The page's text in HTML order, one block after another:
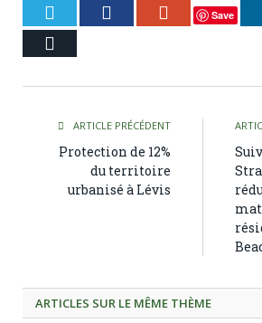
Twitter Facebook Google+
Save
ARTICLE PRÉCÉDENT
Protection de 12%
du territoire
urbanisé à Lévis
ARTICLES SUR LE MÊME THÈME